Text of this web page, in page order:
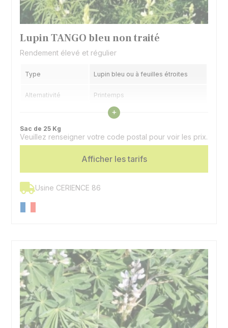
Lupin TANGO bleu non traité
Rendement élevé et régulier
Type Lupin bleu ou à feuilles étroites
Alternativité Printemps
Demi tardif
Utilisation Graines, association colza, couvert
Doux - Très faible en alcaloïde
Voir les caractéristiques
+
Sac de 25 Kg
Veuillez renseigner votre code postal pour voir les prix.
Afficher les tarifs
Usine CERIENCE 86